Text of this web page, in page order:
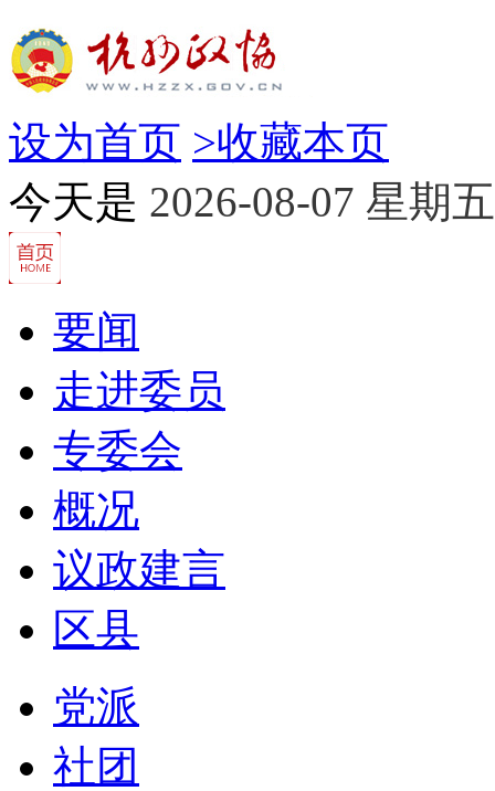
设为首页 >收藏本页
今天是 2026-08-07 星期五
要闻
走进委员
专委会
概况
议政建言
区县
党派
社团